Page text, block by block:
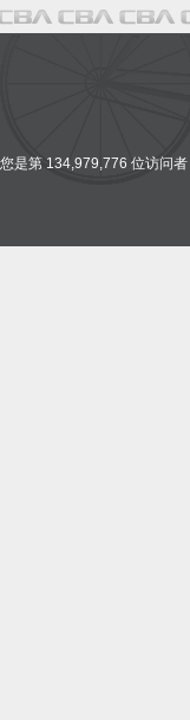
您是第 134,979,776 位访问者